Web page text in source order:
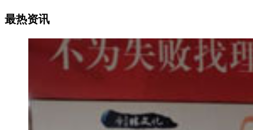
最热资讯